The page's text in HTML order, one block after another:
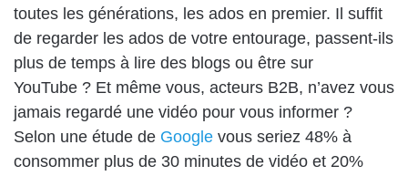
toutes les générations, les ados en premier. Il suffit
de regarder les ados de votre entourage, passent-ils
plus de temps à lire des blogs ou être sur
YouTube ? Et même vous, acteurs B2B, n’avez vous
jamais regardé une vidéo pour vous informer ?
Selon une étude de Google vous seriez 48% à
consommer plus de 30 minutes de vidéo et 20%